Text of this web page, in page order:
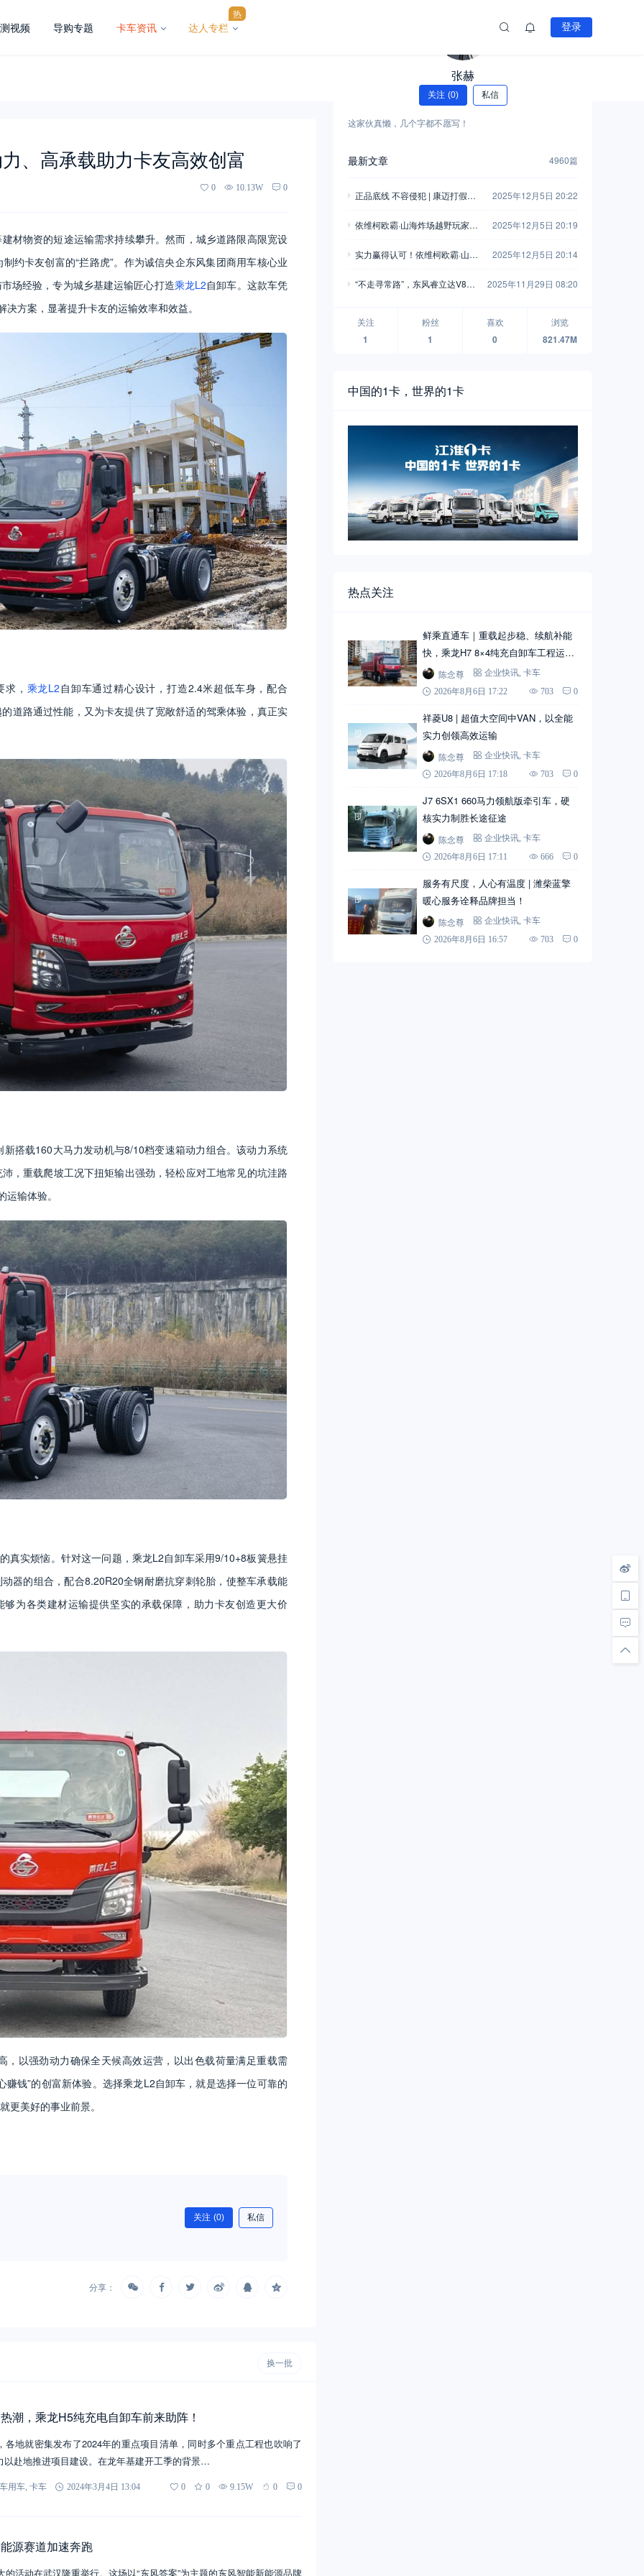
视频 导购专题 卡车资讯 达人专栏
热
登录
、高承载助力卡友高效创富
0 10.13W 0
材物资的短途运输需求持续攀升。然而，城乡道路限高限宽设
约卡友创富的“拦路虎”。作为诚信央企东风集团商用车核心业
场经验，专为城乡基建运输匠心打造乘龙L2自卸车。这款车凭
方案，显著提升卡友的运输效率和效益。
， 乘龙L2 自卸车通过精心设计，打造2.4米超低车身，配合
道路通过性能，又为卡友提供了宽敞舒适的驾乘体验，真正实
搭载160大马力发动机与8/10档变速箱动力组合。该动力系统
，重载爬坡工况下扭矩输出强劲，轻松应对工地常见的坑洼路
输体验。
真实烦恼。针对这一问题，乘龙L2自卸车采用9/10+8板簧悬挂
器的组合，配合8.20R20全钢耐磨抗穿刺轮胎，使整车承载能
为各类建材运输提供坚实的承载保障，助力卡友创造更大价
以强劲动力确保全天候高效运营，以出色载荷量满足重载需
钱”的创富新体验。选择乘龙L2自卸车，就是选择一位可靠的
更美好的事业前景。
关注 (0) 私信
分享：
换一批
潮，乘龙H5纯充电自卸车前来助阵！
各地就密集发布了2024年的重点项目清单，同时多个重点工程也吹响了
以赴地推进项目建设。在龙年基建开工季的背景…
用车, 卡车 2024年3月4日 13:04 0 0 9.15W 0 0
源赛道加速奔跑
的活动在武汉隆重举行。这场以“东风答案”为主题的东风智能新能源品牌
张赫
关注 (0) 私信
这家伙真懒，几个字都不愿写！
最新文章 4960篇
正品底线 不容侵犯 | 康迈打假胜
2025年12月5日 20:22
依维柯欧霸·山海炸场越野玩家车
2025年12月5日 20:19
实力赢得认可！依维柯欧霸·山海
2025年12月5日 20:14
“不走寻常路”，东风睿立达V8E
2025年11月29日 08:20
关注
1
粉丝
1
喜欢
0
浏览
821.47M
中国的1卡，世界的1卡
热点关注
鲜乘直通车｜重载起步稳、续航补能
快，乘龙H7 8×4纯充自卸车工程运输
实力搭档
陈念尊 企业快讯 卡车
2026年8月6日 17:22
703 0
祥菱U8 | 超值大空间中VAN，以全能
实力创领高效运输
陈念尊 企业快讯 卡车
2026年8月6日 17:18
703 0
J7 6SX1 660马力领航版牵引车，硬
核实力制胜长途征途
陈念尊 企业快讯 卡车
2026年8月6日 17:11
666 0
服务有尺度，人心有温度 | 潍柴蓝擎
暖心服务诠释品牌担当！
陈念尊 企业快讯 卡车
2026年8月6日 16:57
703 0